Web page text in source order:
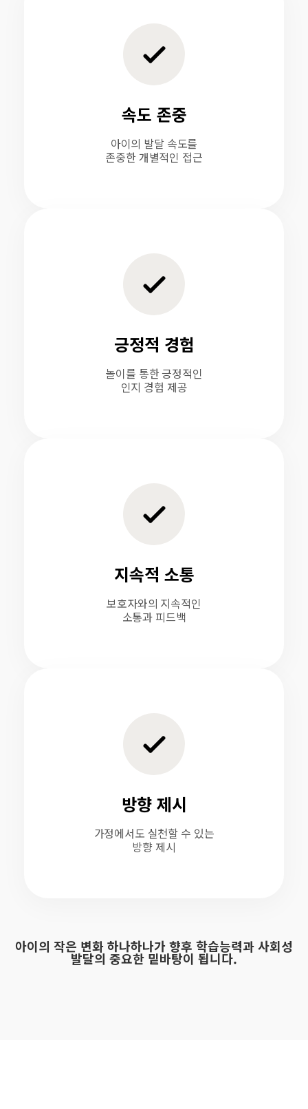
속도 존중
아이의 발달 속도를
존중한 개별적인 접근
긍정적 경험
놀이를 통한 긍정적인
인지 경험 제공
지속적 소통
보호자와의 지속적인
소통과 피드백
방향 제시
가정에서도 실천할 수 있는
방향 제시
아이의 작은 변화 하나하나가 향후 학습능력과 사회성
발달의 중요한 밑바탕이 됩니다.